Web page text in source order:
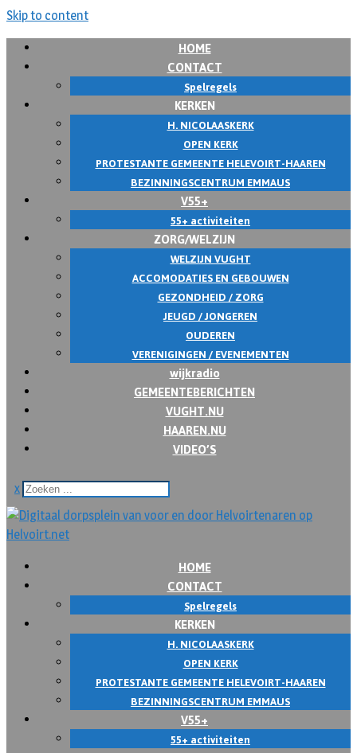
Skip to content
HOME
CONTACT
Spelregels
KERKEN
H. NICOLAASKERK
OPEN KERK
PROTESTANTE GEMEENTE HELEVOIRT-HAAREN
BEZINNINGSCENTRUM EMMAUS
V55+
55+ activiteiten
ZORG/WELZIJN
WELZIJN VUGHT
ACCOMODATIES EN GEBOUWEN
GEZONDHEID / ZORG
JEUGD / JONGEREN
OUDEREN
VERENIGINGEN / EVENEMENTEN
wijkradio
GEMEENTEBERICHTEN
VUGHT.NU
HAAREN.NU
VIDEO’S
x
HOME
CONTACT
Spelregels
KERKEN
H. NICOLAASKERK
OPEN KERK
PROTESTANTE GEMEENTE HELEVOIRT-HAAREN
BEZINNINGSCENTRUM EMMAUS
V55+
55+ activiteiten